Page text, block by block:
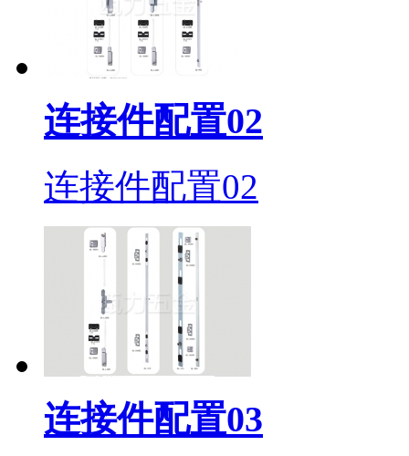
连接件配置02
连接件配置02
连接件配置03